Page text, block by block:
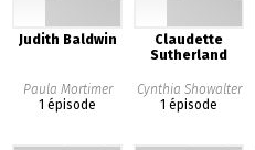
Judith Baldwin
Paula Mortimer
1 épisode
Claudette
Sutherland
Cynthia Showalter
1 épisode